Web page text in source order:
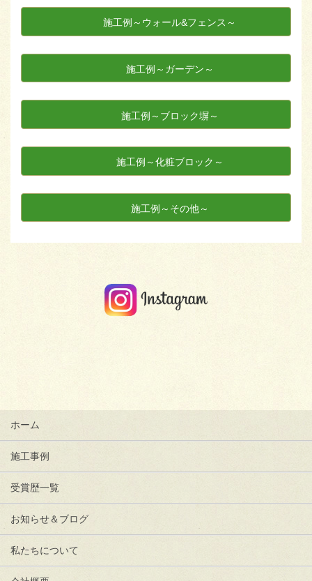
施工例～ウォール&フェンス～
施工例～ガーデン～
施工例～ブロック塀～
施工例～化粧ブロック～
施工例～その他～
ホーム
施工事例
受賞歴一覧
お知らせ＆ブログ
私たちについて